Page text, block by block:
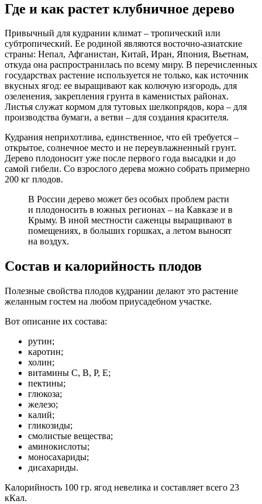
Где и как растет клубничное дерево
Привычный для кудрании климат – тропический или
субтропический. Ее родиной являются восточно-азиатские
страны: Непал, Афганистан, Китай, Иран, Япония, Вьетнам,
откуда она распространилась по всему миру. В перечисленных
государствах растение используется не только, как источник
вкусных ягод: ее выращивают как колючую изгородь, для
озеленения, закрепления грунта в каменистых районах.
Листья служат кормом для тутовых шелкопрядов, кора – для
производства бумаги, а ветви – для создания красителя.
Кудрания неприхотлива, единственное, что ей требуется –
открытое, солнечное место и не переувлажненный грунт.
Дерево плодоносит уже после первого года высадки и до
самой гибели. Со взрослого дерева можно собрать примерно
200 кг плодов.
В России дерево может без особых проблем расти
и плодоносить в южных регионах – на Кавказе и в
Крыму. В иной местности саженцы выращивают в
помещениях, в больших горшках, а летом выносят
на воздух.
Состав и калорийность плодов
Полезные свойства плодов кудрании делают это растение
желанным гостем на любом приусадебном участке.
Вот описание их состава:
рутин;
каротин;
холин;
витамины С, В, Р, Е;
пектины;
глюкоза;
железо;
калий;
гликозиды;
смолистые вещества;
аминокислоты;
моносахариды;
дисахариды.
Калорийность 100 гр. ягод невелика и составляет всего 23
кКал.